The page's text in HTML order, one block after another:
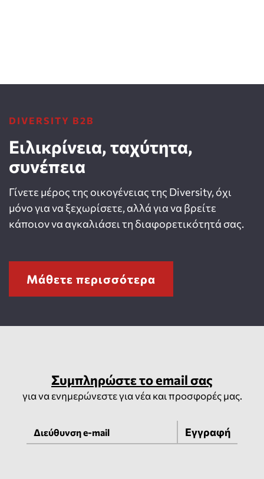
DIVERSITY B2B
Ειλικρίνεια, ταχύτητα,
συνέπεια
Γίνετε μέρος της οικογένειας της Diversity, όχι
μόνο για να ξεχωρίσετε, αλλά για να βρείτε
κάποιον να αγκαλιάσει τη διαφορετικότητά σας.
Μάθετε περισσότερα
Συμπληρώστε το email σας
για να ενημερώνεστε για νέα και προσφορές μας.
Εγγραφή